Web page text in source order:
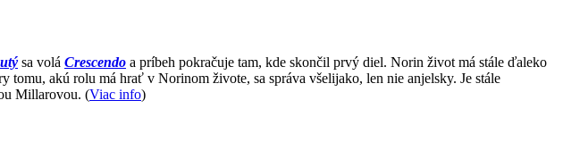
sa volá Crescendo a príbeh pokračuje tam, kde skončil prvý diel. Norin život má stále ďaleko
akú rolu má hrať v Norinom živote, sa správa všelijako, len nie anjelsky. Je stále
Millarovou. (Viac info)